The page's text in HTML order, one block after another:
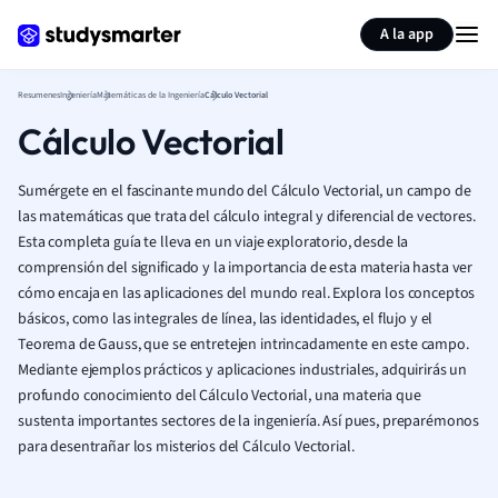
A la app
ResumenesIngenieríaMatemáticas de la IngenieríaCálculo Vectorial
Cálculo Vectorial
Sumérgete en el fascinante mundo del Cálculo Vectorial, un campo de
las matemáticas que trata del cálculo integral y diferencial de vectores.
Esta completa guía te lleva en un viaje exploratorio, desde la
comprensión del significado y la importancia de esta materia hasta ver
cómo encaja en las aplicaciones del mundo real. Explora los conceptos
básicos, como las integrales de línea, las identidades, el flujo y el
Teorema de Gauss, que se entretejen intrincadamente en este campo.
Mediante ejemplos prácticos y aplicaciones industriales, adquirirás un
profundo conocimiento del Cálculo Vectorial, una materia que
sustenta importantes sectores de la ingeniería. Así pues, preparémonos
para desentrañar los misterios del Cálculo Vectorial.
Resumir página